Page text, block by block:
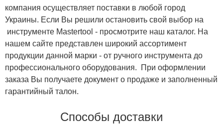
компания осуществляет поставки в любой город
Украины. Если Вы решили остановить свой выбор на
инструменте Mastertool - просмотрите наш каталог. На
нашем сайте представлен широкий ассортимент
продукции данной марки - от ручного инструмента до
профессионального оборудования. При оформлении
заказа Вы получаете документ о продаже и заполненный
гарантийный талон.
Способы доставки